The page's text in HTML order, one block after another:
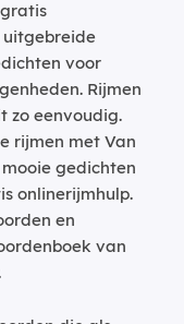
uitgebreide
voor
Rijmen
zo eenvoudig.
rijmen met Van
gedichten
onlinerijmhulp.
en
van